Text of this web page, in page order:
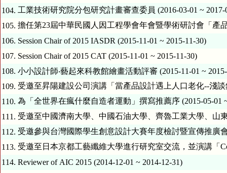
104. 工業技術研究院分包研究計畫審查委員 (2016-03-01 ~ 2017-
105. 擔任第23屆中華民國人因工程學會年會暨學術研討會「產
106. Session Chair of 2015 IASDR (2015-11-01 ~ 2015-11-30)
107.
Session Chair of 2015 CAT (2015-11-01 ~ 2015-11-30)
108. 小小設計師‧藝起來科教館繪畫活動評審 (2015-11-01 ~
109. 受邀至昇陽建設公司演講「當產品設計遇上人口老化--淺談
110. 為「全世界在瘋什麼自造者運動」撰寫推薦序 (2015-05-01
111. 受邀至中國濟南大學、中國石油大學、齊魯工業大學、山
112. 受邀參與台灣國際學生創意設計大賽年度檢討暨宣傳推廣會
113. 受邀至日本京都工藝纖維大學進行研究室交流，並演講「
114. Reviewer of AIC 2015 (2014-12-01 ~ 2014-12-31)